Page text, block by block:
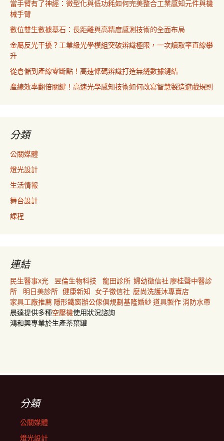
當手臂有了神經：微型化與低功耗如何完美整合工業感知元件與機
械手臂
數位雙生數據基石：長距離與高精度感測技術的全面布局
金屬反光干擾？工業級光學模組突破辨識極限，一次讀取率直線攀
升
從倉儲到產線零斷點！高速條碼辨識打造無縫數據鏈結
產線效率翻倍關鍵！高速光學感知技術如何改寫智慧製造遊戲規則
分類
公關媒體
燈光設計
生活情報
舞台設計
課程
連結
民生醫事X光 昱倫生物科技 龍田診所 婦幼徵信社 廖桂聲中醫診
所
明日美診所 健康新知 女子徵信社 麼尚洗護沐專賣店
家具工廠推薦 隱形鐵窗辦公傢俱規劃基隆婚紗道具製作消防水帶
晨達提供多種空壓機使用狀況諮詢
鴻和興專業於生產茶葉罐
分類
公關媒體
燈光設計